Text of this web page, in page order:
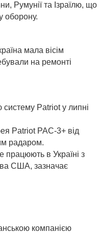
Румунії та Ізраїлю, що
оборону.
мала вісім
на ремонті
систему Patriot у липні
Patriot PAC-3+ від
радаром.
працюють в Україні з
США, зазначає
компанією